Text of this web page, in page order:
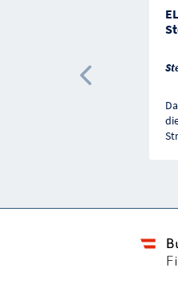
Vorherige